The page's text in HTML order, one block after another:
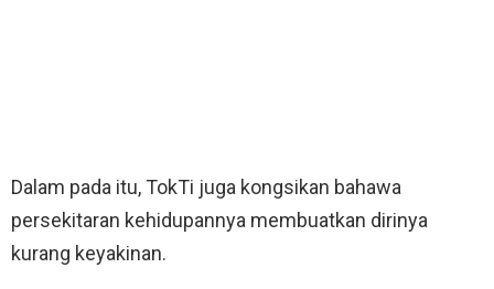
Dalam pada itu, TokTi juga kongsikan bahawa
persekitaran kehidupannya membuatkan dirinya
kurang keyakinan.